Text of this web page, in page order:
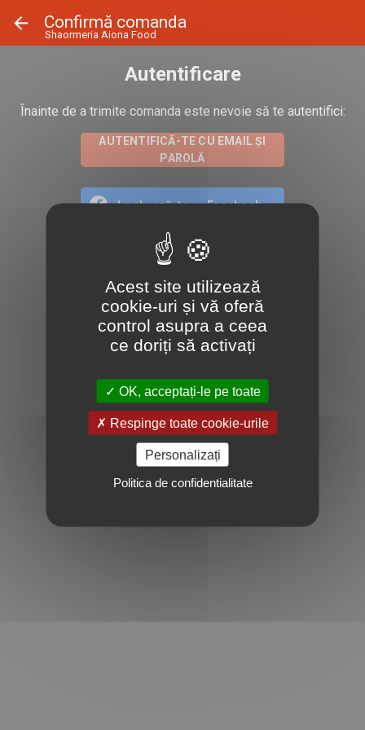
Confirmă comanda
Shaormeria Aiona Food
Autentificare
Înainte de a trimite comanda este nevoie să te autentifici:
AUTENTIFICĂ-TE CU EMAIL ȘI
PAROLĂ
Loghează-te cu Facebook
Loghează-te cu Google
Loghează-te cu Apple
Acest site utilizează
cookie-uri și vă oferă
control asupra a ceea
ce doriți să activați
OK, acceptați-le pe toate
Respinge toate cookie-urile
Personalizați
Politica de confidentialitate